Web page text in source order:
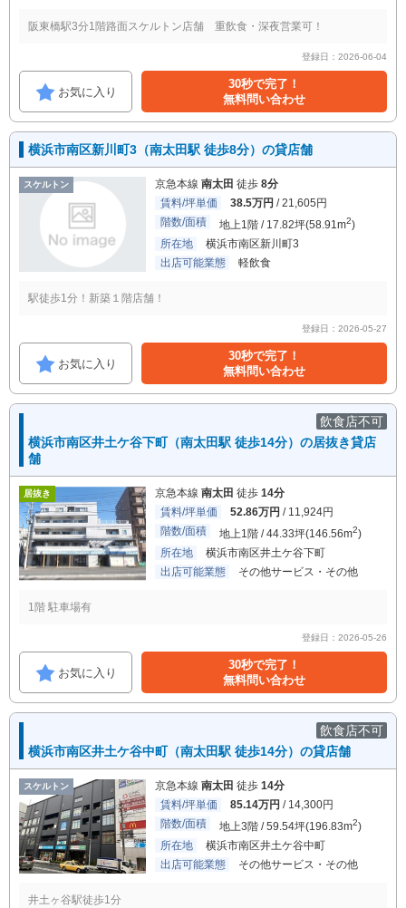
阪東橋駅3分1階路面スケルトン店舗 重飲食・深夜営業可！
登録日：2026-06-04
お気に入り
30秒で完了！
無料問い合わせ
横浜市南区新川町3（南太田駅 徒歩8分）の貸店舗
スケルトン 京急本線 南太田 徒歩 8分
賃料/坪単価
38.5万円 / 21,605円
階数/面積
地上1階 / 17.82坪(58.91m2)
所在地
横浜市南区新川町3
出店可能業態
軽飲食
駅徒歩1分！新築１階店舗！
登録日：2026-05-27
お気に入り
30秒で完了！
無料問い合わせ
飲食店不可
横浜市南区井土ケ谷下町（南太田駅 徒歩14分）の居抜き貸店
舗
居抜き 京急本線 南太田 徒歩 14分
賃料/坪単価
52.86万円 / 11,924円
階数/面積
地上1階 / 44.33坪(146.56m2)
所在地
横浜市南区井土ケ谷下町
出店可能業態
その他サービス・その他
1階 駐車場有
登録日：2026-05-26
お気に入り
30秒で完了！
無料問い合わせ
飲食店不可
横浜市南区井土ケ谷中町（南太田駅 徒歩14分）の貸店舗
スケルトン 京急本線 南太田 徒歩 14分
賃料/坪単価
85.14万円 / 14,300円
階数/面積
地上3階 / 59.54坪(196.83m2)
所在地
横浜市南区井土ケ谷中町
出店可能業態
その他サービス・その他
井土ヶ谷駅徒歩1分